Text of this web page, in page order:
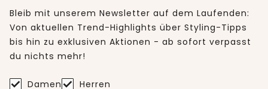
Bleib mit unserem Newsletter auf dem Laufenden:
Von aktuellen Trend-Highlights über Styling-Tipps
bis hin zu exklusiven Aktionen - ab sofort verpasst
du nichts mehr!
Damen Herren